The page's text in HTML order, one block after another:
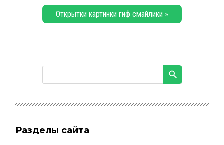
Открытки картинки гиф смайлики »
Разделы сайта